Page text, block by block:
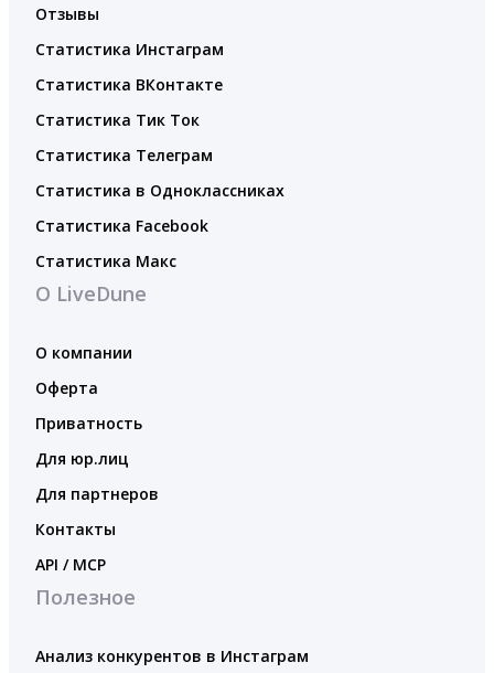
Отзывы
Статистика Инстаграм
Статистика ВКонтакте
Статистика Тик Ток
Статистика Телеграм
Статистика в Одноклассниках
Статистика Facebook
Статистика Макс
О LiveDune
О компании
Оферта
Приватность
Для юр.лиц
Для партнеров
Контакты
API / MCP
Полезное
Анализ конкурентов в Инстаграм